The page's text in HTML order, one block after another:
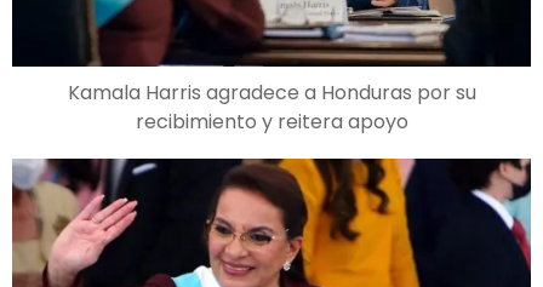
Kamala Harris agradece a Honduras por su
recibimiento y reitera apoyo